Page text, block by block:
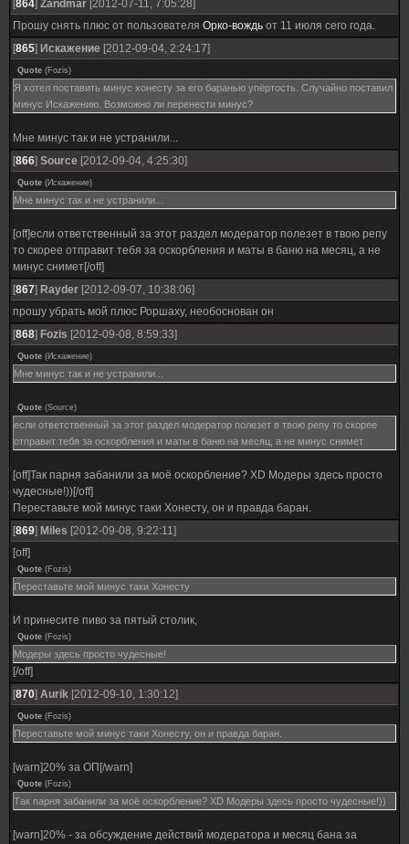
864 Zandmar [2012-07-11, 7:05:28]
Прошу снять плюс от пользователя Орко-вождь от 11 июля сего года.
[865] Искажение [2012-09-04, 2:24:17]
Quote (Fozis)
Я хотел поставить минус хонесту за его баранью упёртость. Случайно поставил
минус Искажению. Возможно ли перенести минус?
Мне минус так и не устранили...
[866] Source [2012-09-04, 4:25:30]
Quote (Искажение)
Мне минус так и не устранили...
[off]если ответственный за этот раздел модератор полезет в твою репу
то скорее отправит тебя за оскорбления и маты в баню на месяц, а не
минус снимет[/off]
[867] Rayder [2012-09-07, 10:38:06]
прошу убрать мой плюс Роршаху, необоснован он
[868] Fozis [2012-09-08, 8:59:33]
Quote (Искажение)
Мне минус так и не устранили...
Quote (Source)
если ответственный за этот раздел модератор полезет в твою репу то скорее
отправит тебя за оскорбления и маты в баню на месяц, а не минус снимет
[off]Так парня забанили за моё оскорбление? XD Модеры здесь просто
чудесные!))[/off]
Переставьте мой минус таки Хонесту, он и правда баран.
[869] Miles [2012-09-08, 9:22:11]
[off]
Quote (Fozis)
Переставьте мой минус таки Хонесту
И принесите пиво за пятый столик,
Quote (Fozis)
Модеры здесь просто чудесные!
[/off]
[870] Aurik [2012-09-10, 1:30:12]
Quote (Fozis)
Переставьте мой минус таки Хонесту, он и правда баран.
[warn]20% за ОП[/warn]
Quote (Fozis)
Так парня забанили за моё оскорбление? XD Модеры здесь просто чудесные!))
[warn]20% - за обсуждение действий модератора и месяц бана за